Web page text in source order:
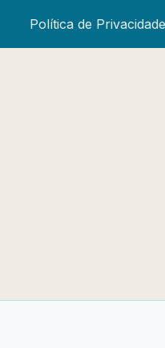
Política de Privacidade